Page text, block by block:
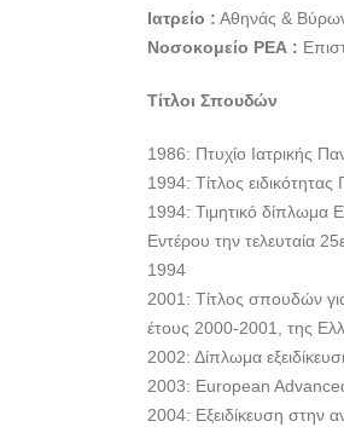
Ιατρείο : Αθηνάς &
Νοσοκομείο ΡΕΑ :
Τίτλοι Σπουδών
1986: Πτυχίο Ιατρικής
1994: Τίτλος
1994: Τιμητικό δίπλωμα
Εντέρου την τελευταία
1994
2001: Τίτλος σπουδών
έτους 2000-2001, της
2002: Δίπλωμα
2003: European
2004: Εξειδίκευση στην